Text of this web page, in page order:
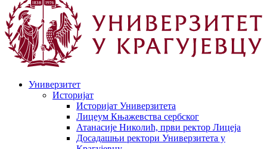
Универзитет
Историјат
Историјат Универзитета
Лицеум Књажевства сербског
Атанасије Николић, први ректор Лицеја
Досадашњи ректори Универзитета у